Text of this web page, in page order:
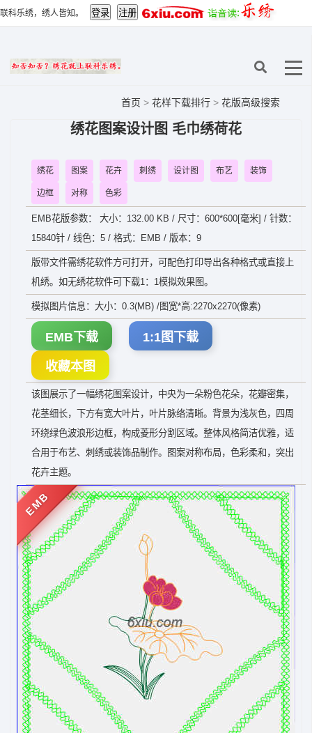
联科乐绣，绣人皆知。
首页 > 花样下载排行 > 花版高级搜索
绣花图案设计图 毛巾绣荷花
绣花 图案 花卉 刺绣 设计图 布艺 装饰
边框 对称 色彩
EMB花版参数： 大小：132.00 KB / 尺寸：600*600[毫米] / 针数：
15840针 / 线色：5 / 格式：EMB / 版本：9
版带文件需绣花软件方可打开，可配色打印导出各种格式或直接上
机绣。如无绣花软件可下载1：1模拟效果图。
模拟图片信息：大小：0.3(MB) /图宽*高:2270x2270(像素)
EMB下载 1:1图下载
收藏本图
该图展示了一幅绣花图案设计，中央为一朵粉色花朵，花瓣密集，
花茎细长，下方有宽大叶片，叶片脉络清晰。背景为浅灰色，四周
环绕绿色波浪形边框，构成菱形分割区域。整体风格简洁优雅，适
合用于布艺、刺绣或装饰品制作。图案对称布局，色彩柔和，突出
花卉主题。
EMB